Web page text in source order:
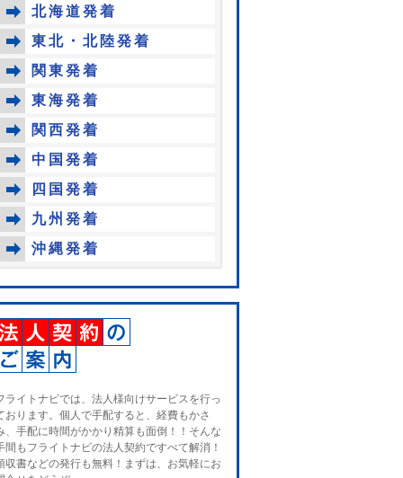
北海道発着
東北・北陸発着
関東発着
東海発着
関西発着
中国発着
四国発着
九州発着
沖縄発着
ライトナビでは、法人様向けサービスを行っ
おります。個人で手配すると、経費もかさ
、手配に時間がかかり精算も面倒！！そんな
間もフライトナビの法人契約ですべて解消！
収書などの発行も無料！まずは、お気軽にお